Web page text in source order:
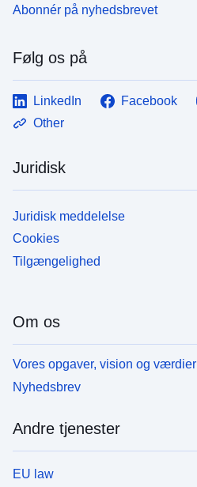
Abonnér på nyhedsbrevet
Følg os på
LinkedIn Facebook
Other
Juridisk
Juridisk meddelelse
Cookies
Tilgængelighed
Om os
Vores opgaver, vision og værdier
Nyhedsbrev
Andre tjenester
EU law